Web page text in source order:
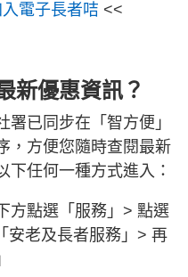
電子長者咭 <<
新優惠資訊？
已同步在「智方便」
，方便您隨時查閱最新
下任何一種方式進入：
方點選「服務」> 點選
安老及長者服務」> 再